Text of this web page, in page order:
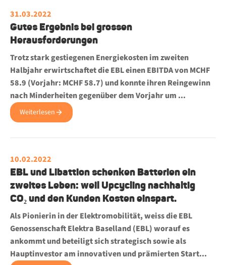
31.03.2022
Gutes Ergebnis bei grossen
Herausforderungen
Trotz stark gestiegenen Energiekosten im zweiten
Halbjahr erwirtschaftet die EBL einen EBITDA von MCHF
58.9 (Vorjahr: MCHF 58.7) und konnte ihren Reingewinn
nach Minderheiten gegenüber dem Vorjahr um ...
Weiterlesen
10.02.2022
EBL und Libattion schenken Batterien ein
zweites Leben: weil Upcycling nachhaltig
CO₂ und den Kunden Kosten einspart.
Als Pionierin in der Elektromobilität, weiss die EBL
Genossenschaft Elektra Baselland (EBL) worauf es
ankommt und beteiligt sich strategisch sowie als
Hauptinvestor am innovativen und prämierten Start...